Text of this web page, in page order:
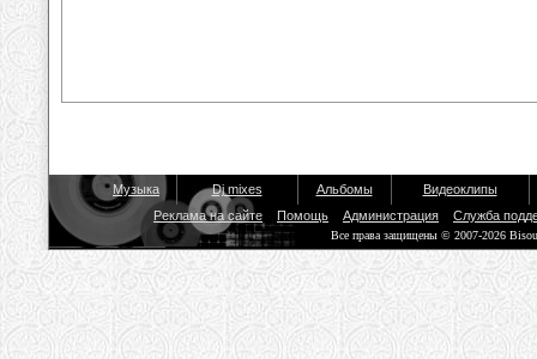
Музыка Dj mixes Альбомы
Видеоклипы
Реклама на сайте
Помощь Администрация Служба
Все права защищены © 2007-2026